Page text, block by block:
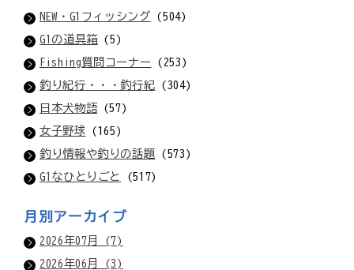
NEW・G1フィッシング(504)
G1の道具箱(5)
Fishing質問コーナー (253)
釣り紀行・・・釣行紀 (304)
日本犬物語(57)
女子野球 (165)
釣り情報や釣りの話題 (573)
G1なひとりごと
(517)
月別アーカイブ
2026年07月 (7)
2026年06月 (3)